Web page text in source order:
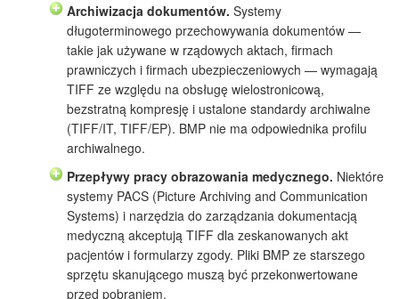
Archiwizacja dokumentów. Systemy
długoterminowego przechowywania dokumentów —
takie jak używane w rządowych aktach, firmach
prawniczych i firmach ubezpieczeniowych — wymagają
TIFF ze względu na obsługę wielostronicową,
bezstratną kompresję i ustalone standardy archiwalne
(TIFF/IT, TIFF/EP). BMP nie ma odpowiednika profilu
archiwalnego.
Przepływy pracy obrazowania medycznego. Niektóre
systemy PACS (Picture Archiving and Communication
Systems) i narzędzia do zarządzania dokumentacją
medyczną akceptują TIFF dla zeskanowanych akt
pacjentów i formularzy zgody. Pliki BMP ze starszego
sprzętu skanującego muszą być przekonwertowane
przed pobraniem.